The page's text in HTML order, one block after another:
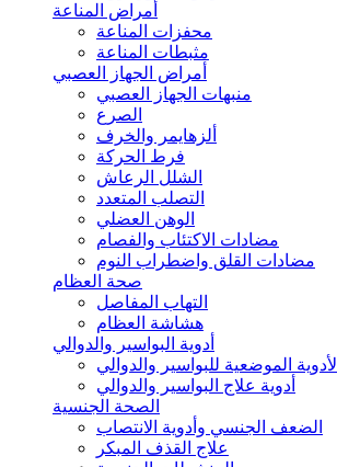
أمراض المناعة
محفزات المناعة
مثبطات المناعة
أمراض الجهاز العصبي
منبهات الجهاز العصبي
الصرع
ألزهايمر والخرف
فرط الحركة
الشلل الرعاش
التصلب المتعدد
الوهن العضلي
مضادات الاكتئاب والفصام
مضادات القلق واضطراب النوم
صحة العظام
التهاب المفاصل
هشاشة العظام
أدوية البواسير والدوالي
الأدوية الموضعية للبواسير والدوالي
أدوية علاج البواسير والدوالي
الصحة الجنسية
الضعف الجنسي وأدوية الانتصاب
علاج القذف المبكر